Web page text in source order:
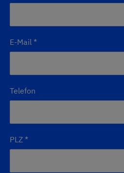
E-Mail *
Telefon
PLZ *